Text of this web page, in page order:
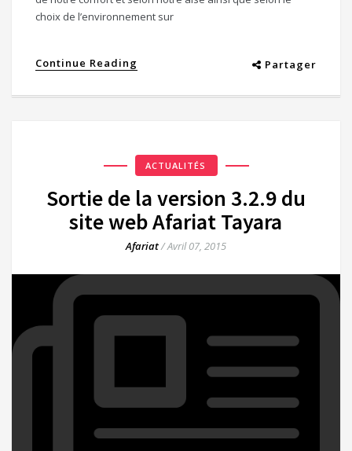
choix de l’environnement sur
Continue Reading Partager
ACTUALITÉS
Sortie de la version 3.2.9 du
site web Afariat Tayara
Afariat/Avril 07, 2015